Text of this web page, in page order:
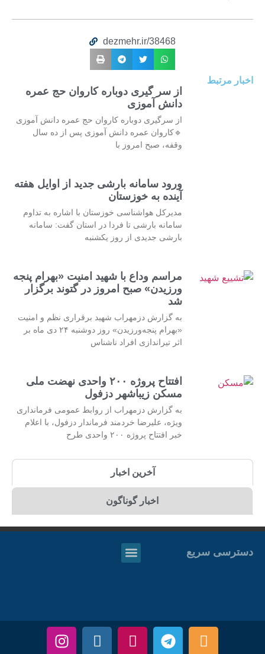
dezmehr.ir/38468
اخبار مرتبط
از سر گیری دوباره کاروان حج عمره
دانش آموزی
از سرگیری دوباره کاروان حج عمره دانش آموزی
🔹کاروان عمره دانش آموزی پس از ده سال
وقفه، صبح امروز با
ورود سامانه بارشی جدید از اوایل هفته
آینده به خوزستان
مدیرکل هواشناسی خوزستان با اشاره به تداوم
سامانه بارشی تا فردا در استان گفت: سامانه
بارشی جدیدی از روز یکشنبه
مراسم وداع با شهید امنیت «بهرام پنجه
ورزیدن» صبح امروز در گتوند برگزار
شد
به گزارش دزمهراب شهید برقراری نظم و امنیت
«بهرام پنجه‌ورزیدن» روز دوشنبه ۲۴ دی ماه بر
اثر تیراندازی افراد ناشناس
افتتاح پروژه ۲۰۰ واحدی نهضت ملی
مسکن زیباشهر دزفول
به گزارش دزمهراب از روابط عمومی فرمانداری
ویژه، علیرضا خردمند فرماندار دزفول، با اعلام
خبر افتتاح پروژه ۲۰۰ واحدی طرح
آخرین اخبار
اخبار گوناگون
دسترسی سریع